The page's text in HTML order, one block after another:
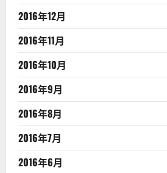
2016年12月
2016年11月
2016年10月
2016年9月
2016年8月
2016年7月
2016年6月